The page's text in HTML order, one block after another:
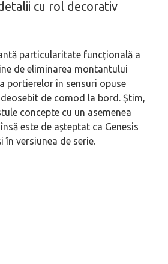
cu rol decorativ
particularitate funcțională a
de eliminarea montantului
portierelor în sensuri opuse
de comod la bord. Știm,
concepte cu un asemenea
este de așteptat ca Genesis
în versiunea de serie.